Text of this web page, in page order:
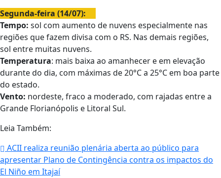
Segunda-feira (14/07):
Tempo: sol com aumento de nuvens especialmente nas
regiões que fazem divisa com o RS. Nas demais regiões,
sol entre muitas nuvens.
Temperatura: mais baixa ao amanhecer e em elevação
durante do dia, com máximas de 20°C a 25°C em boa parte
do estado.
Vento: nordeste, fraco a moderado, com rajadas entre a
Grande Florianópolis e Litoral Sul.
Leia Também:
ACII realiza reunião plenária aberta ao público para
apresentar Plano de Contingência contra os impactos do
El Niño em Itajaí